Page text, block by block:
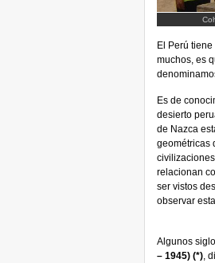
El Perú
muchos, es
Es de
desierto
de Nazca
geométricas
relacionan
ser vistos
observar
Algunos
– 1945) (*),